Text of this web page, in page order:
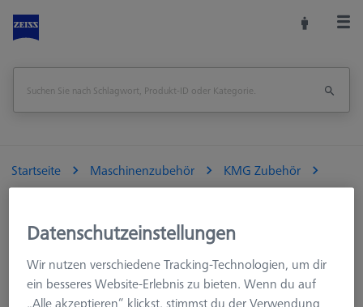
Startseite Maschinenzubehör
KMG Zubehör
Aufspannmittel
Paletten und Rasterplatten
Leiste zu Befestigung Kalibriernormal für ZEISS O-INSPECT 543
Seite drucken
Übersicht
Datenschutzeinstellungen
Wir nutzen verschiedene Tracking-Technologien, um dir
ein besseres Website-Erlebnis zu bieten. Wenn du auf
„Alle akzeptieren“ klickst, stimmst du der Verwendung